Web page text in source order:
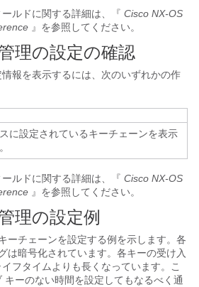
ルドに関する詳細は、『 Cisco NX-OS
』を参照してください。
理の設定の確認
報を表示するには、次のいずれかの作
に設定されているキーチェーンを表示
ルドに関する詳細は、『 Cisco NX-OS
』を参照してください。
理の設定例
ーチェーンを設定する例を示します。各
は暗号化されています。各キーの受け入
フタイムよりも長くなっています。こ
キーのない時間を設定してもなるべく通